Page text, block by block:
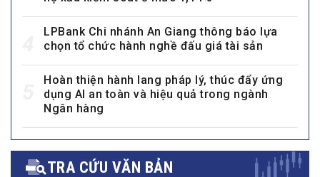
LPBank Chi nhánh An Giang thông báo lựa
chọn tổ chức hành nghề đấu giá tài sản
Hoàn thiện hành lang pháp lý, thúc đẩy ứng
dụng AI an toàn và hiệu quả trong ngành
Ngân hàng
TRA CỨU VĂN BẢN